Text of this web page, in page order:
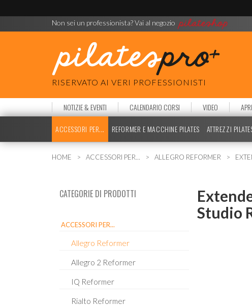
Non sei un professionista? Vai al negozio
RISERVATO AI VERI PROFESSIONISTI
NOTIZIE & EVENTI CALENDARIO CORSI VIDEO
ACCESSORI PER... REFORMER E MACCHINE PILATES ATTREZZI
HOME ACCESSORI PER... ALLEGRO REFORMER
CATEGORIE DI PRODOTTI
ACCESSORI PER...
Allegro Reformer
Allegro 2 Reformer
IQ Reformer
Rialto Reformer
Studio